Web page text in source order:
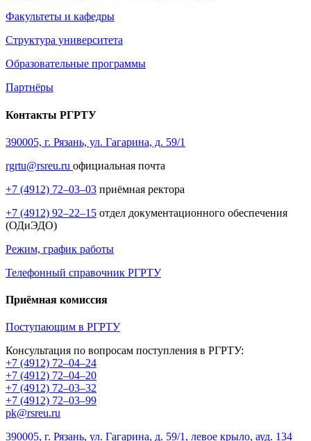
Факультеты и кафедры
Структура университета
Образовательные программы
Партнёры
Контакты РГРТУ
390005, г. Рязань, ул. Гагарина, д. 59/1
rgrtu@rsreu.ru официальная почта
+7 (4912) 72–03–03 приёмная ректора
+7 (4912) 92–22–15 отдел документационного обеспечения
(ОДиЭДО)
Режим, график работы
Телефонный справочник РГРТУ
Приёмная комиссия
Поступающим в РГРТУ
Консультация по вопросам поступления в РГРТУ:
+7 (4912) 72–04–24
+7 (4912) 72–04–20
+7 (4912) 72–03–32
+7 (4912) 72–03–99
pk@rsreu.ru
390005, г. Рязань, ул. Гагарина, д. 59/1, левое крыло, ауд. 134